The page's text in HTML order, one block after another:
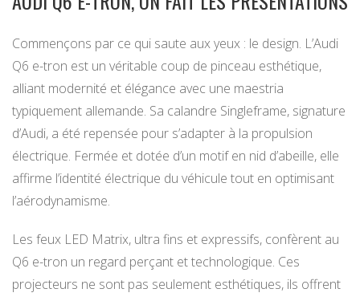
Commençons par ce qui saute aux yeux : le design. L’Audi
Q6 e-tron est un véritable coup de pinceau esthétique,
alliant modernité et élégance avec une maestria
typiquement allemande. Sa calandre Singleframe, signature
d’Audi, a été repensée pour s’adapter à la propulsion
électrique. Fermée et dotée d’un motif en nid d’abeille, elle
affirme l’identité électrique du véhicule tout en optimisant
l’aérodynamisme.
Les feux LED Matrix, ultra fins et expressifs, confèrent au
Q6 e-tron un regard perçant et technologique. Ces
projecteurs ne sont pas seulement esthétiques, ils offrent